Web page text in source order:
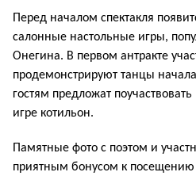
Перед началом спектакля
салонные настольные игры,
Онегина. В первом антракте
продемонстрируют танцы
гостям предложат
игре котильон.
Памятные фото с поэтом и
приятным бонусом к посещению